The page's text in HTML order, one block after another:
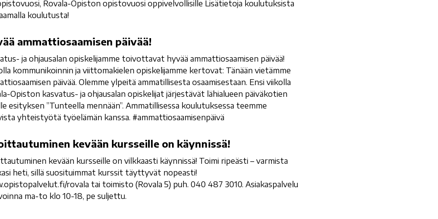
Rovala-Opiston opistovuosi oppivelvollisille Lisätietoja koulutuksista
koulutusta!
ammattiosaamisen päivää!
ja ohjausalan opiskelijamme toivottavat hyvää ammattiosaamisen päivää!
kommunikoinnin ja viittomakielen opiskelijamme kertovat: Tänään vietämme
päivää. Olemme ylpeitä ammatillisesta osaamisestaan. Ensi viikolla
Opiston kasvatus- ja ohjausalan opiskelijat järjestävät lähialueen päiväkotien
esityksen ”Tunteella mennään”. Ammatillisessa koulutuksessa teemme
yhteistyötä työelämän kanssa. #ammattiosaamisenpäivä
kevään kursseille on käynnissä!
kevään kursseille on vilkkaasti käynnissä! Toimi ripeästi – varmista
heti, sillä suosituimmat kurssit täyttyvät nopeasti!
rovala tai toimisto (Rovala 5) puh. 040 487 3010. Asiakaspalvelu
ma-to klo 10-18, pe suljettu.